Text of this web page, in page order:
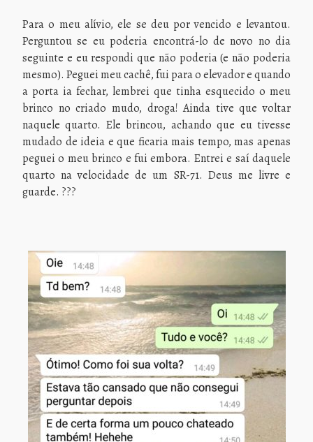
Para o meu alívio, ele se deu por vencido e levantou.
Perguntou se eu poderia encontrá-lo de novo no dia
seguinte e eu respondi que não poderia (e não poderia
mesmo). Peguei meu cachê, fui para o elevador e quando
a porta ia fechar, lembrei que tinha esquecido o meu
brinco no criado mudo, droga! Ainda tive que voltar
naquele quarto. Ele brincou, achando que eu tivesse
mudado de ideia e que ficaria mais tempo, mas apenas
peguei o meu brinco e fui embora. Entrei e saí daquele
quarto na velocidade de um SR-71. Deus me livre e
guarde. ???